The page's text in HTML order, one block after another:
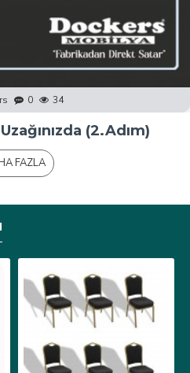
0 40
(1.Adım)
FAZLA